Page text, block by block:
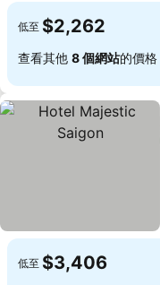
低至 $2,262
查看其他 8 個網站的價格
低至 $3,406